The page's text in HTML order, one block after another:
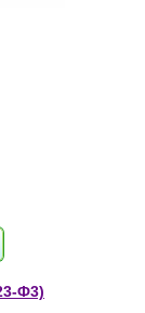
Ф3)